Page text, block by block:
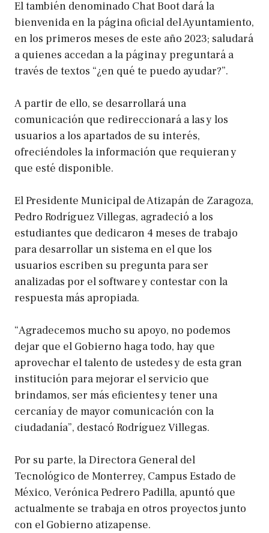
El también denominado Chat Boot dará la
bienvenida en la página oficial del Ayuntamiento,
en los primeros meses de este año 2023; saludará
a quienes accedan a la página y preguntará a
través de textos “¿en qué te puedo ayudar?”.
A partir de ello, se desarrollará una
comunicación que redireccionará a las y los
usuarios a los apartados de su interés,
ofreciéndoles la información que requieran y
que esté disponible.
El Presidente Municipal de Atizapán de Zaragoza,
Pedro Rodríguez Villegas, agradeció a los
estudiantes que dedicaron 4 meses de trabajo
para desarrollar un sistema en el que los
usuarios escriben su pregunta para ser
analizadas por el software y contestar con la
respuesta más apropiada.
“Agradecemos mucho su apoyo, no podemos
dejar que el Gobierno haga todo, hay que
aprovechar el talento de ustedes y de esta gran
institución para mejorar el servicio que
brindamos, ser más eficientes y tener una
cercanía y de mayor comunicación con la
ciudadanía”, destacó Rodríguez Villegas.
Por su parte, la Directora General del
Tecnológico de Monterrey, Campus Estado de
México, Verónica Pedrero Padilla, apuntó que
actualmente se trabaja en otros proyectos junto
con el Gobierno atizapense.